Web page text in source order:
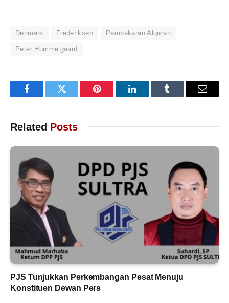
Denmark Frederiksen Pembakaran Alquran
Peter Hummelgaard
FacebookTwitter Pinterest LinkedInTumblr Email
Related Posts
PJS Tunjukkan Perkembangan Pesat Menuju
Konstituen Dewan Pers